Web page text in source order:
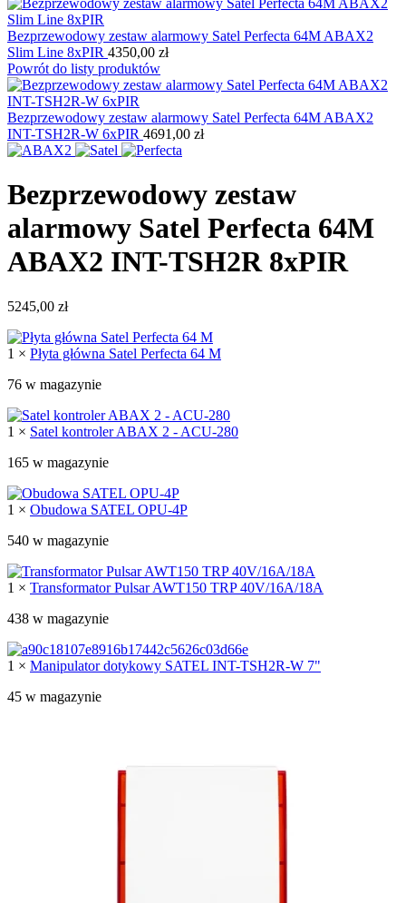
Bezprzewodowy zestaw alarmowy Satel Perfecta 64M ABAX2
Slim Line 8xPIR 4350,00 zł
Powrót do listy produktów
Bezprzewodowy zestaw alarmowy Satel Perfecta 64M ABAX2
INT-TSH2R-W 6xPIR 4691,00 zł
Bezprzewodowy zestaw
alarmowy Satel Perfecta 64M
ABAX2 INT-TSH2R 8xPIR
5245,00 zł
1 × Płyta główna Satel Perfecta 64 M
76 w magazynie
1 × Satel kontroler ABAX 2 - ACU-280
165 w magazynie
1 × Obudowa SATEL OPU-4P
540 w magazynie
1 × Transformator Pulsar AWT150 TRP 40V/16A/18A
438 w magazynie
1 × Manipulator dotykowy SATEL INT-TSH2R-W 7"
45 w magazynie